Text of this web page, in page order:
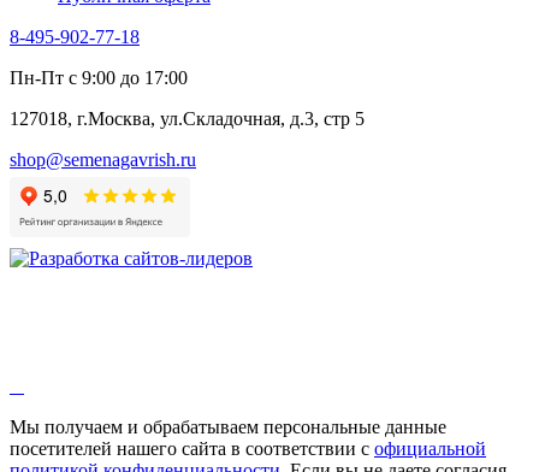
8-495-902-77-18
Пн-Пт с 9:00 до 17:00
127018, г.Москва, ул.Складочная, д.3, стр 5
shop@semenagavrish.ru
Мы получаем и обрабатываем персональные данные
посетителей нашего сайта в соответствии с официальной